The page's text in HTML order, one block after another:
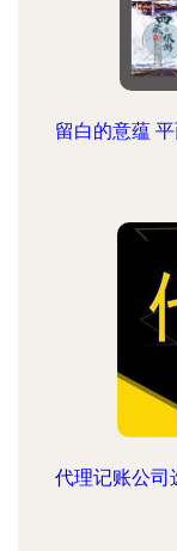
留白的意蕴
代理记账公司